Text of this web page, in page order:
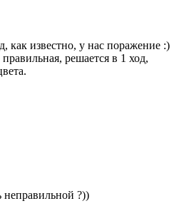
как известно, у нас поражение :)
решается в 1 ход,
неправильной ?))